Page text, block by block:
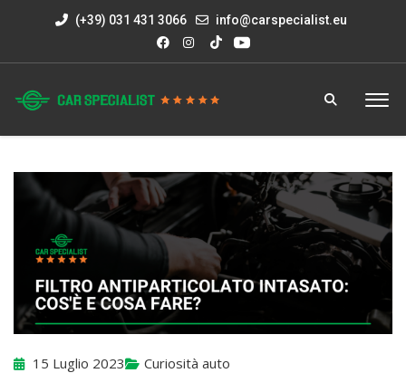
(+39) 031 431 3066 info@carspecialist.eu
15 Luglio 2023 Curiosità auto